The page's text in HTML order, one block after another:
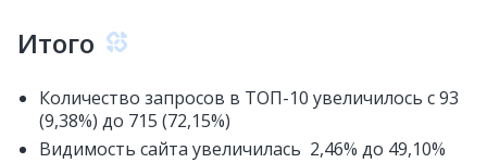
Итого
Количество запросов в ТОП-10 увеличилось с 93
(9,38%) до 715 (72,15%)
Видимость сайта увеличилась 2,46% до 49,10%